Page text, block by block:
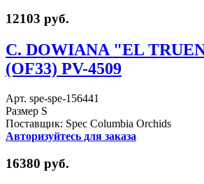
12103 руб.
C. DOWIANA "EL
(OF33) PV-4509
Арт. spe-spe-156441
Размер S
Поставщик: Spec Columbia Orchids
Авторизуйтесь для заказа
16380 руб.